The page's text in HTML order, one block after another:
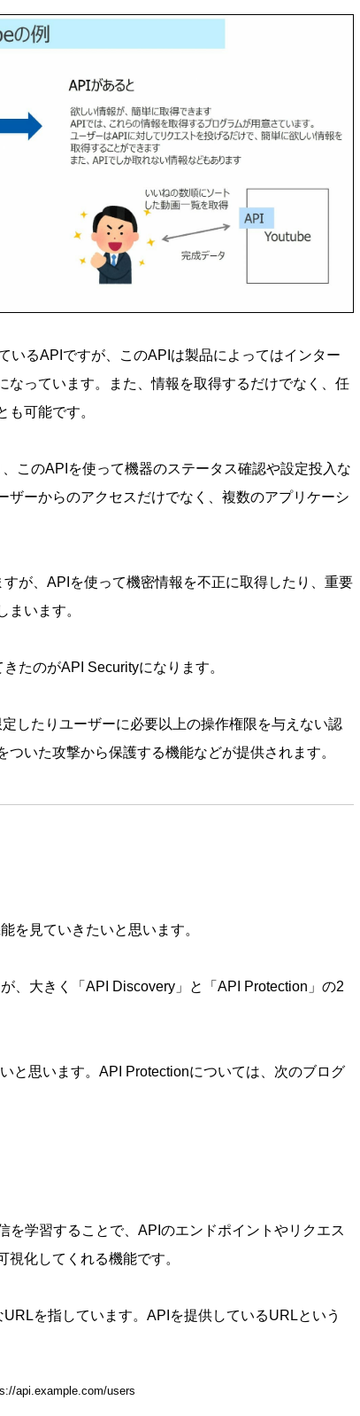
いるAPIですが、このAPIは製品によってはインター
なっています。また、情報を取得するだけでなく、任
可能です。
このAPIを使って機器のステータス確認や設定投入な
ザーからのアクセスだけでなく、複数のアプリケーシ
が、APIを使って機密情報を不正に取得したり、重要
います。
たのがAPI Securityになります。
したりユーザーに必要以上の操作権限を与えない認
いた攻撃から保護する機能などが提供されます。
を見ていきたいと思います。
、大きく「API Discovery」と「API Protection」の2
と思います。API Protectionについては、次のブログ
を学習することで、APIのエンドポイントやリクエス
視化してくれる機能です。
を指しています。APIを提供しているURLという
api.example.com/users